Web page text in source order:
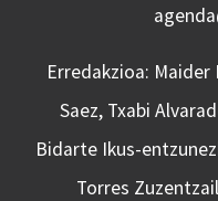
Erredakzioa:
Saez, Txabi
Bidarte Ikus-
Torres